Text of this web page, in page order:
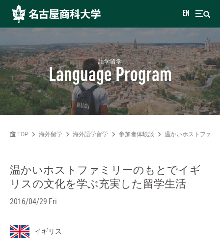
EN
語学留学
Language Program
TOP 海外留学 海外語学留学 参加者体験談 温かいホストファミ
温かいホストファミリーのもとでイギ
リスの文化を学ぶ充実した留学生活
2016/04/29 Fri
イギリス